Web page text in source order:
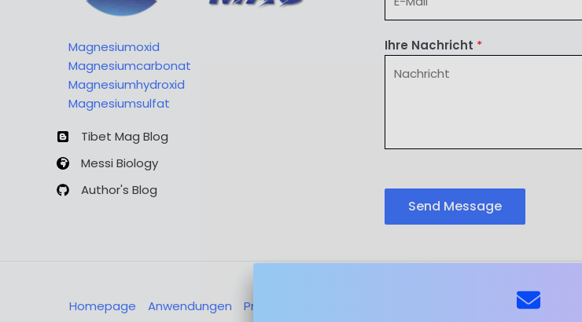
desechos
de
sulfato
de
magnesio.
Magnesiumoxid
Magnesiumcarbonat
Magnesiumhydroxid
Magnesiumsulfat
Tibet Mag Blog
Messi Biology
Author's Blog
Ihre Nachricht *
Send Message
Homepage Anwendungen Produkte